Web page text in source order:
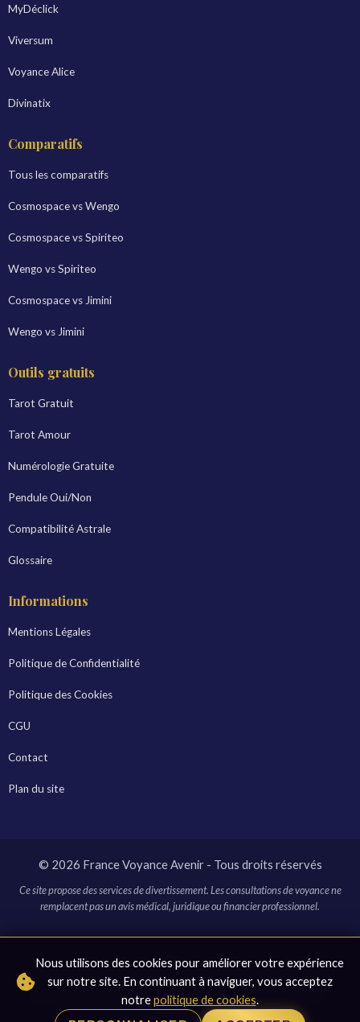
MyDéclick
Viversum
Voyance Alice
Divinatix
Comparatifs
Tous les comparatifs
Cosmospace vs Wengo
Cosmospace vs Spiriteo
Wengo vs Spiriteo
Cosmospace vs Jimini
Wengo vs Jimini
Outils gratuits
Tarot Gratuit
Tarot Amour
Numérologie Gratuite
Pendule Oui/Non
Compatibilité Astrale
Glossaire
Informations
Mentions Légales
Politique de Confidentialité
Politique des Cookies
CGU
Contact
Plan du site
© 2026 France Voyance Avenir - Tous droits réservés
Ce site propose des services de divertissement. Les consultations de voyance ne
remplacent pas un avis médical, juridique ou financier professionnel.
* Ce site contient des liens affiliés. En cliquant sur ces liens et en
effectuant un achat, nous pouvons recevoir une commission sans
frais supplémentaires pour vous. Cela nous aide à maintenir ce
site gratuit.
Nous utilisons des cookies pour améliorer votre expérience
sur notre site. En continuant à naviguer, vous acceptez
notrepolitique de cookies.